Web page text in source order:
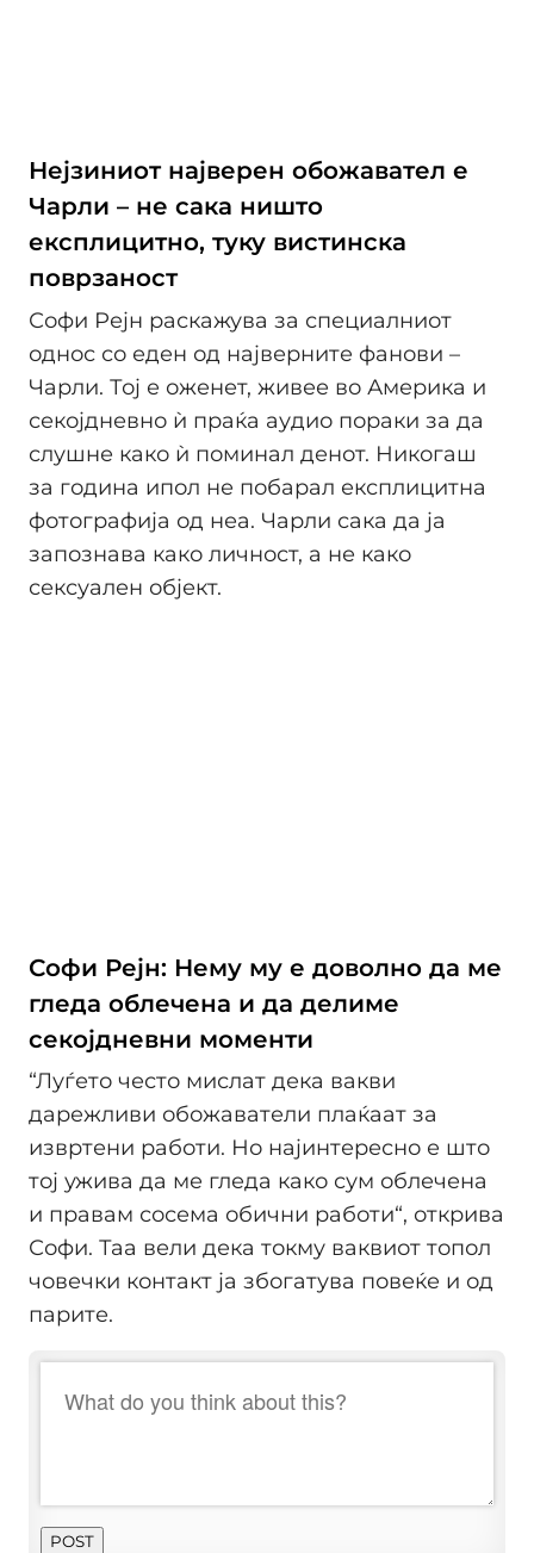
Нејзиниот најверен обожавател е
Чарли – не сака ништо
експлицитно, туку вистинска
поврзаност
Софи Рејн раскажува за специалниот
однос со еден од најверните фанови –
Чарли. Тој е оженет, живее во Америка и
секојдневно ѝ праќа аудио пораки за да
слушне како ѝ поминал денот. Никогаш
за година ипол не побарал експлицитна
фотографија од неа. Чарли сака да ја
запознава како личност, а не како
сексуален објект.
Софи Рејн: Нему му е доволно да ме
гледа облечена и да делиме
секојдневни моменти
“Луѓето често мислат дека вакви
дарежливи обожаватели плаќаат за
извртени работи. Но најинтересно е што
тој ужива да ме гледа како сум облечена
и правам сосема обични работи“, открива
Софи. Таа вели дека токму ваквиот топол
човечки контакт ја збогатува повеќе и од
парите.
POST